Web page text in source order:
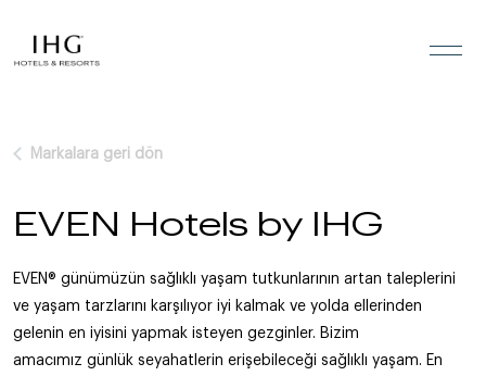
Markalara geri dön
EVEN Hotels by IHG
EVEN® günümüzün sağlıklı yaşam tutkunlarının artan taleplerini
ve yaşam tarzlarını karşılıyor iyi kalmak ve yolda ellerinden
gelenin en iyisini yapmak isteyen gezginler. Bizim
amacımız günlük seyahatlerin erişebileceği sağlıklı yaşam. En